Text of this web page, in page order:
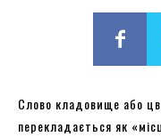
Слово кладовище або
перекладається як